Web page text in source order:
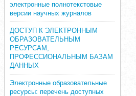
электронные полнотекстовые
версии научных журналов
ДОСТУП К ЭЛЕКТРОННЫМ
ОБРАЗОВАТЕЛЬНЫМ
РЕСУРСАМ,
ПРОФЕССИОНАЛЬНЫМ БАЗАМ
ДАННЫХ
Электронные образовательные
ресурсы: перечень доступных